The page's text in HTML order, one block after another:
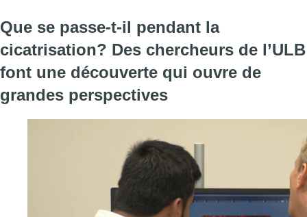
Que se passe-t-il pendant la
cicatrisation? Des chercheurs de l’ULB
font une découverte qui ouvre de
grandes perspectives